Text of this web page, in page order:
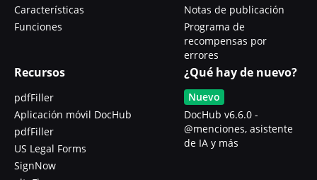
Características
Funciones
Notas de publicación
Programa de
recompensas por
errores
Recursos
pdfFiller
Aplicación móvil DocHub
pdfFiller
US Legal Forms
SignNow
¿Qué hay de nuevo?
Nuevo
DocHub v6.6.0 -
@menciones, asistente
de IA y más